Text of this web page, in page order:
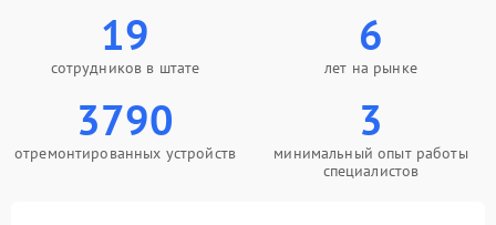
19
сотрудников в штате
6
лет на рынке
3790
отремонтированных устройств
3
минимальный опыт работы
специалистов